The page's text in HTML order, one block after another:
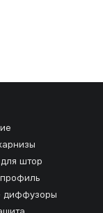
штор
диффузоры